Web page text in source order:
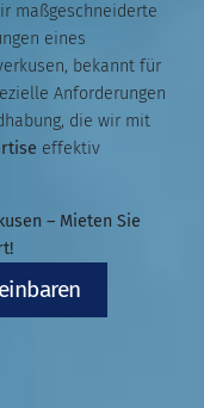
maßgeschneiderte
eines
bekannt für
Anforderungen
die wir mit
effektiv
– Mieten Sie